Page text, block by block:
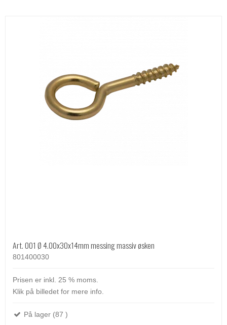
Art. 001 Ø 4.00x30x14mm messing massiv øsken
801400030
Prisen er inkl. 25 % moms.
Klik på billedet for mere info.
På lager (87 )